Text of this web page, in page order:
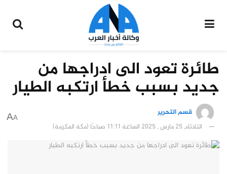
طائرة تعود الى ادراجها من
جديد بسبب خطأ ارتكبه الطيار
قسم التحرير
الثلاثاء, 25 مارس , 2025 الساعة 11:11 صباحًا (مكة المكرمة)
A
A